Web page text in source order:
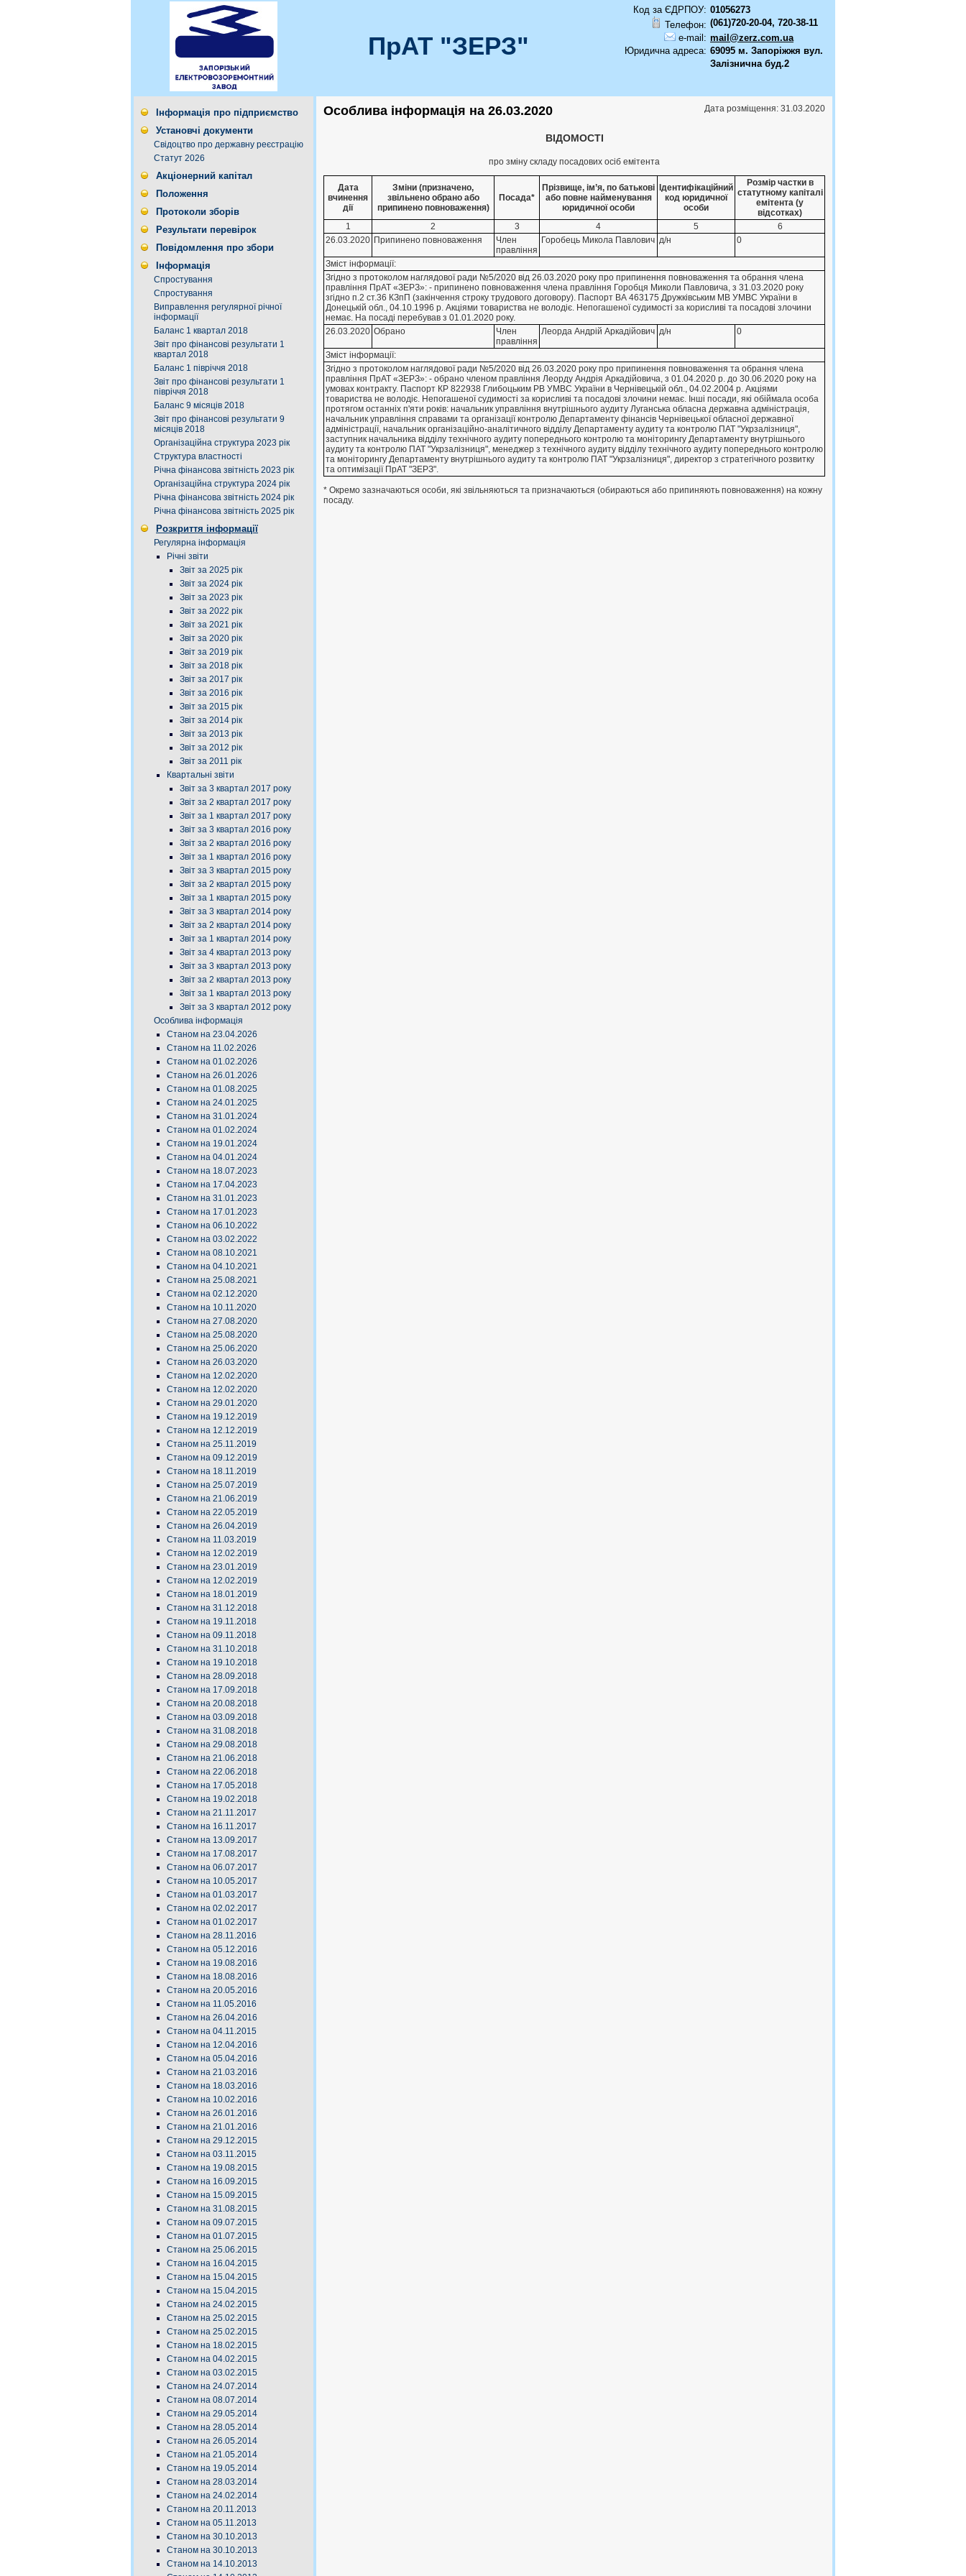
ПрАТ "ЗЕРЗ"
Код за ЄДРПОУ: 01056273
Телефон: (061)720-20-04, 720-38-11
e-mail: mail@zerz.com.ua
Юридична адреса: 69095 м. Запоріжжя вул.
Залізнична буд.2
Інформація про підприємство
Установчі документи
Свідоцтво про державну реєстрацію
Статут 2026
Акціонерний капітал
Положення
Протоколи зборів
Результати перевірок
Повідомлення про збори
Інформація
Спростування
Спростування
Виправлення регулярної річної
інформації
Баланс 1 квартал 2018
Звіт про фінансові результати 1
квартал 2018
Баланс 1 півріччя 2018
Звіт про фінансові результати 1
півріччя 2018
Баланс 9 місяців 2018
Звіт про фінансові результати 9
місяців 2018
Організаційна структура 2023 рік
Структура властності
Річна фінансова звітність 2023 рік
Організаційна структура 2024 рік
Річна фінансова звітність 2024 рік
Річна фінансова звітність 2025 рік
Розкриття інформації
Регулярна інформація
Річні звіти
Звіт за 2025 рік
Звіт за 2024 рік
Звіт за 2023 рік
Звіт за 2022 рік
Звіт за 2021 рік
Звіт за 2020 рік
Звіт за 2019 рік
Звіт за 2018 рік
Звіт за 2017 рік
Звіт за 2016 рік
Звіт за 2015 рік
Звіт за 2014 рік
Звіт за 2013 рік
Звіт за 2012 рік
Звіт за 2011 рік
Квартальні звіти
Звіт за 3 квартал 2017 року
Звіт за 2 квартал 2017 року
Звіт за 1 квартал 2017 року
Звіт за 3 квартал 2016 року
Звіт за 2 квартал 2016 року
Звіт за 1 квартал 2016 року
Звіт за 3 квартал 2015 року
Звіт за 2 квартал 2015 року
Звіт за 1 квартал 2015 року
Звіт за 3 квартал 2014 року
Звіт за 2 квартал 2014 року
Звіт за 1 квартал 2014 року
Звіт за 4 квартал 2013 року
Звіт за 3 квартал 2013 року
Звіт за 2 квартал 2013 року
Звіт за 1 квартал 2013 року
Звіт за 3 квартал 2012 року
Особлива інформація
Станом на 23.04.2026
Станом на 11.02.2026
Станом на 01.02.2026
Станом на 26.01.2026
Станом на 01.08.2025
Станом на 24.01.2025
Станом на 31.01.2024
Станом на 01.02.2024
Станом на 19.01.2024
Станом на 04.01.2024
Станом на 18.07.2023
Станом на 17.04.2023
Станом на 31.01.2023
Станом на 17.01.2023
Станом на 06.10.2022
Станом на 03.02.2022
Станом на 08.10.2021
Станом на 04.10.2021
Станом на 25.08.2021
Станом на 02.12.2020
Станом на 10.11.2020
Станом на 27.08.2020
Станом на 25.08.2020
Станом на 25.06.2020
Станом на 26.03.2020
Станом на 12.02.2020
Станом на 12.02.2020
Станом на 29.01.2020
Станом на 19.12.2019
Станом на 12.12.2019
Станом на 25.11.2019
Станом на 09.12.2019
Станом на 18.11.2019
Станом на 25.07.2019
Станом на 21.06.2019
Станом на 22.05.2019
Станом на 26.04.2019
Станом на 11.03.2019
Станом на 12.02.2019
Станом на 23.01.2019
Станом на 12.02.2019
Станом на 18.01.2019
Станом на 31.12.2018
Станом на 19.11.2018
Станом на 09.11.2018
Станом на 31.10.2018
Станом на 19.10.2018
Станом на 28.09.2018
Станом на 17.09.2018
Станом на 20.08.2018
Станом на 03.09.2018
Станом на 31.08.2018
Станом на 29.08.2018
Станом на 21.06.2018
Станом на 22.06.2018
Станом на 17.05.2018
Станом на 19.02.2018
Станом на 21.11.2017
Станом на 16.11.2017
Станом на 13.09.2017
Станом на 17.08.2017
Станом на 06.07.2017
Станом на 10.05.2017
Станом на 01.03.2017
Станом на 02.02.2017
Станом на 01.02.2017
Станом на 28.11.2016
Станом на 05.12.2016
Станом на 19.08.2016
Станом на 18.08.2016
Станом на 20.05.2016
Станом на 11.05.2016
Станом на 26.04.2016
Станом на 04.11.2015
Станом на 12.04.2016
Станом на 05.04.2016
Станом на 21.03.2016
Станом на 18.03.2016
Станом на 10.02.2016
Станом на 26.01.2016
Станом на 21.01.2016
Станом на 29.12.2015
Станом на 03.11.2015
Станом на 19.08.2015
Станом на 16.09.2015
Станом на 15.09.2015
Станом на 31.08.2015
Станом на 09.07.2015
Станом на 01.07.2015
Станом на 25.06.2015
Станом на 16.04.2015
Станом на 15.04.2015
Станом на 15.04.2015
Станом на 24.02.2015
Станом на 25.02.2015
Станом на 25.02.2015
Станом на 18.02.2015
Станом на 04.02.2015
Станом на 03.02.2015
Станом на 24.07.2014
Станом на 08.07.2014
Станом на 29.05.2014
Станом на 28.05.2014
Станом на 26.05.2014
Станом на 21.05.2014
Станом на 19.05.2014
Станом на 28.03.2014
Станом на 24.02.2014
Станом на 20.11.2013
Станом на 05.11.2013
Станом на 30.10.2013
Станом на 30.10.2013
Станом на 14.10.2013
Дата розміщення: 31.03.2020
Особлива інформація на 26.03.2020
ВІДОМОСТІ
про зміну складу посадових осіб емітента
Дата
вчинення
дії
Зміни (призначено,
звільнено обрано або
припинено повноваження)
Посада*
Прізвище, ім’я, по батькові
або повне найменування
юридичної особи
Ідентифікаційний
код юридичної
особи
Розмір частки в
статутному капіталі
емітента (у
відсотках)
1
2 3 4 5
6
26.03.2020 Припинено повноваження
Член
правлiння
Горобець Микола Павлович д/н 0
Зміст інформації:
Згiдно з протоколом наглядової ради №5/2020 вiд 26.03.2020 року про припинення повноваження та обрання члена
правлiння ПрАТ «ЗЕРЗ»: - припинено повноваження члена правлiння Горобця Миколи Павловича, з 31.03.2020 року
згiдно п.2 ст.36 КЗпП (закiнчення строку трудового договору). Паспорт ВА 463175 Дружкiвським МВ УМВС України в
Донецькiй обл., 04.10.1996 р. Акцiями товариства не володiє. Непогашеної судимостi за корисливi та посадовi злочини
немає. На посадi перебував з 01.01.2020 року.
26.03.2020 Обрано
Член
правлiння
Леорда Андрiй Аркадiйович д/н 0
Зміст інформації:
Згiдно з протоколом наглядової ради №5/2020 вiд 26.03.2020 року про припинення повноваження та обрання члена
правлiння ПрАТ «ЗЕРЗ»: - обрано членом правлiння Леорду Андрiя Аркадiйовича, з 01.04.2020 р. до 30.06.2020 року на
умовах контракту. Паспорт КР 822938 Глибоцьким РВ УМВС України в Чернiвецькiй обл., 04.02.2004 р. Акцiями
товариства не володiє. Непогашеної судимостi за корисливi та посадовi злочини немає. Iншi посади, якi обiймала особа
протягом останнiх п'яти рокiв: начальник управлiння внутрiшнього аудиту Луганська обласна державна адмiнiстрацiя,
начальник управлiння справами та органiзацiї контролю Департаменту фiнансiв Чернiвецької обласної державної
адмiнiстрацiї, начальник органiзацiйно-аналiтичного вiддiлу Департаменту аудиту та контролю ПАТ "Укрзалiзниця",
заступник начальника вiддiлу технiчного аудиту попереднього контролю та монiторингу Департаменту внутрiшнього
аудиту та контролю ПАТ "Укрзалiзниця", менеджер з технiчного аудиту вiддiлу технiчного аудиту попереднього контролю
та монiторингу Департаменту внутрiшнього аудиту та контролю ПАТ "Укрзалiзниця", директор з стратегiчного розвитку
та оптимiзацiї ПрАТ "ЗЕРЗ".
* Окремо зазначаються особи, які звільняються та призначаються (обираються або припиняють повноваження) на кожну
посаду.